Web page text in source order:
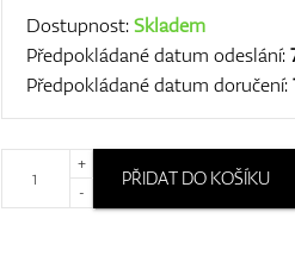
Dostupnost:Skladem
Předpokládané datum odeslání:
Předpokládané datum doručení:
+
-
PŘIDAT DO KOŠÍKU